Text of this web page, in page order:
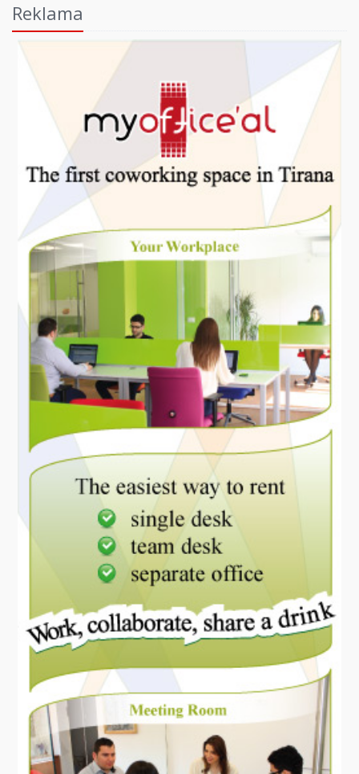
Reklama